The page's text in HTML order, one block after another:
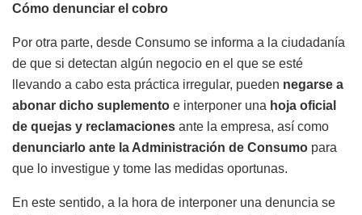
Cómo denunciar el cobro
Por otra parte, desde Consumo se informa a la ciudadanía
de que si detectan algún negocio en el que se esté
llevando a cabo esta práctica irregular, pueden negarse a
abonar dicho suplemento e interponer una hoja oficial
de quejas y reclamaciones ante la empresa, así como
denunciarlo ante la Administración de Consumo para
que lo investigue y tome las medidas oportunas.
En este sentido, a la hora de interponer una denuncia se